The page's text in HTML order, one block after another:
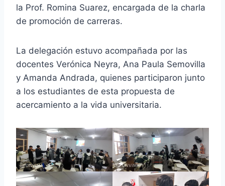
la Prof. Romina Suarez, encargada de la charla
de promoción de carreras.
La delegación estuvo acompañada por las
docentes Verónica Neyra, Ana Paula Semovilla
y Amanda Andrada, quienes participaron junto
a los estudiantes de esta propuesta de
acercamiento a la vida universitaria.